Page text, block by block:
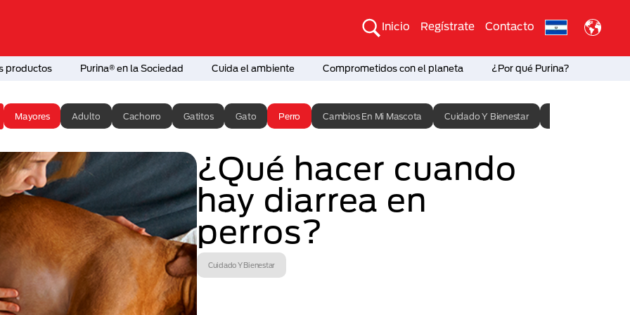
Inicio Regístrate Contacto
productos Purina® en la Sociedad Cuida el ambiente Comprometidos con el planeta ¿Por qué Purina?
Mayores Adulto Cachorro Gatitos Gato Perro Cambios En Mi Mascota Cuidado Y Bienestar
¿Qué hacer cuando
hay diarrea en
perros?
Cuidado Y Bienestar